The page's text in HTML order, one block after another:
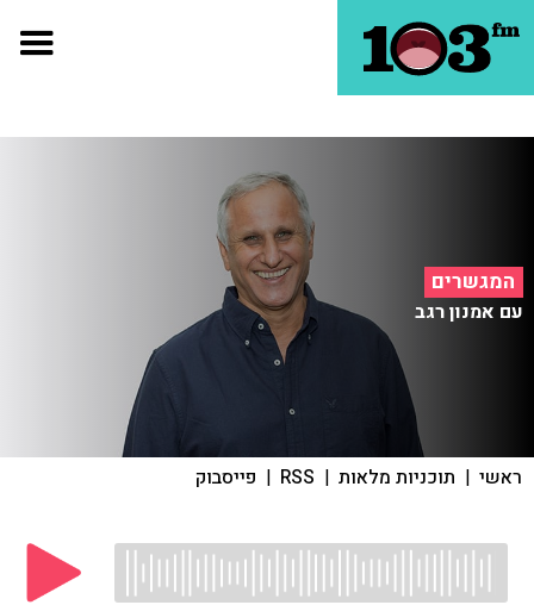
המגשרים
עם אמנון רגב
ראשי | תוכניות מלאות |
RSS
| פייסבוק